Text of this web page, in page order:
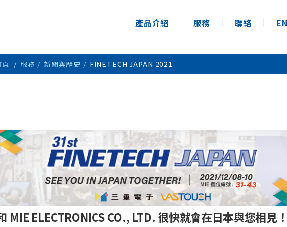
產品介紹 服務 聯絡 EN
頁 服務 新聞與歷史 FINETECH JAPAN 2021
MIE ELECTRONICS CO., LTD. 很快就會在日本與您相見！